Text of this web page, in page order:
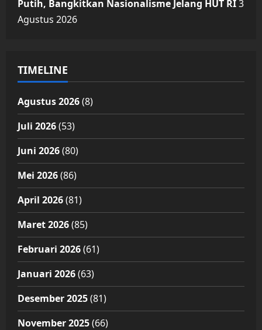
Putih, Bangkitkan Nasionalisme Jelang HUT RI3
Agustus 2026
TIMELINE
Agustus 2026(8)
Juli 2026(53)
Juni 2026(80)
Mei 2026(86)
April 2026(81)
Maret 2026(85)
Februari 2026(61)
Januari 2026(63)
Desember 2025(81)
November 2025(66)